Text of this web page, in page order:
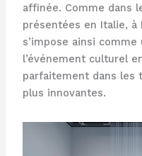
affinée. Comme dans
présentées en Italie, à
s’impose ainsi
l’événement culturel
parfaitement dans les
plus innovantes.